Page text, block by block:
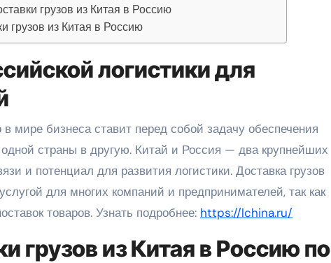
грузов из Китая в Россию
грузов из Китая в Россию
логистики для
страны в другую. Китай и Россия — два крупнейших
и потенциал для развития логистики. Доставка грузов
для многих компаний и предпринимателей, так как
товаров. Узнать подробнее: https://lchina.ru/
грузов из Китая в Россию по